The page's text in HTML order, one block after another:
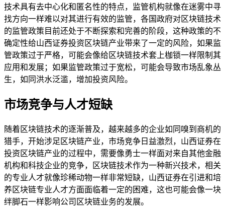
技术具有去中心化和匿名性的特点，监管机构就像在迷雾中寻
找方向一样难以对其进行有效的监管，各国政府对区块链技术
的监管政策目前还处于不断探索和完善的阶段，这种政策的不
确定性给山西证券投资区块链产业带来了一定的风险，如果监
管政策过于严格，可能会像给区块链技术套上枷锁一样限制其
应用和发展；如果监管政策过于宽松，可能会导致市场乱象丛
生，如同洪水泛滥，增加投资风险。
市场竞争与人才短缺
随着区块链技术的逐渐普及，越来越多的企业如同嗅到商机的
猎手，开始涉足区块链产业，市场竞争日益激烈，山西证券在
投资区块链产业的过程中，需要像勇士一样面对来自其他金融
机构和科技企业的竞争，区块链技术作为一种新兴技术，相关
的专业人才就像珍稀动物一样非常短缺，山西证券在引进和培
养区块链专业人才方面面临着一定的困难，这也可能会像一块
绊脚石一样影响公司区块链业务的发展。